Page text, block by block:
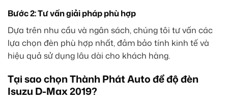
Bước 2: Tư vấn giải pháp phù hợp
Dựa trên nhu cầu và ngân sách, chúng tôi tư vấn các
lựa chọn đèn phù hợp nhất, đảm bảo tính kinh tế và
hiệu quả sử dụng lâu dài cho khách hàng.
Tại sao chọn Thành Phát Auto để độ đèn
Isuzu D-Max 2019?